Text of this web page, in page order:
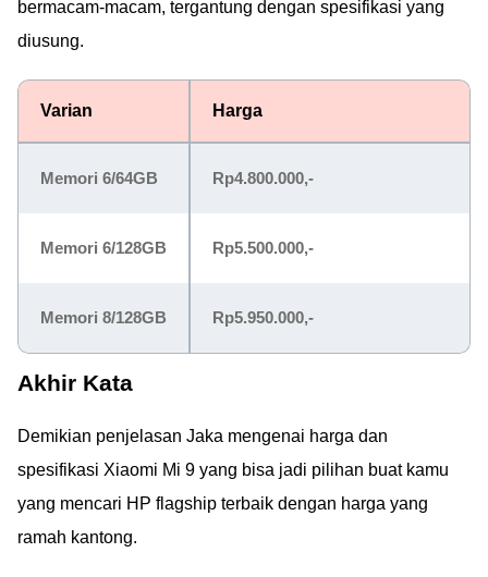
bermacam-macam, tergantung dengan spesifikasi yang
diusung.
Varian Harga
Memori 6/64GB Rp4.800.000,-
Memori 6/128GB Rp5.500.000,-
Memori 8/128GB Rp5.950.000,-
Akhir Kata
Demikian penjelasan Jaka mengenai harga dan
spesifikasi Xiaomi Mi 9 yang bisa jadi pilihan buat kamu
yang mencari HP flagship terbaik dengan harga yang
ramah kantong.